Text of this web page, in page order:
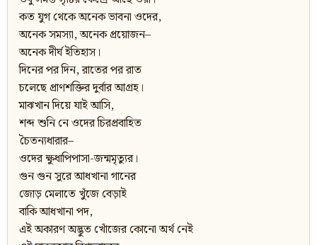
কত যুগ থেকে অনেক ভাবনা ওদের,
অনেক সমস্যা, অনেক প্রয়োজন–
অনেক দীর্ঘ ইতিহাস।
দিনের পর দিন, রাতের পর রাত
চলেছে প্রাণশক্তির দুর্বার আগ্রহ।
মাঝখান দিয়ে যাই আসি,
শব্দ শুনি নে ওদের চিরপ্রবাহিত
চৈতন্যধারার–
ওদের ক্ষুধাপিপাসা-জন্মমৃত্যুর।
গুন গুন সুরে আধখানা গানের
জোড় মেলাতে খুঁজে বেড়াই
বাকি আধখানা পদ,
এই অকারণ অদ্ভুত খোঁজের কোনো অর্থ নেই